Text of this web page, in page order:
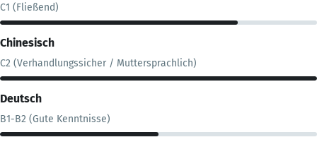
C1 (Fließend)
Chinesisch
C2 (Verhandlungssicher / Muttersprachlich)
Deutsch
B1-B2 (Gute Kenntnisse)